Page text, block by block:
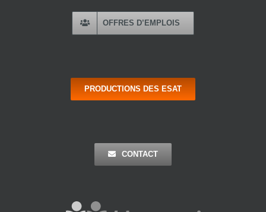
OFFRES D’EMPLOIS
PRODUCTIONS DES ESAT
CONTACT